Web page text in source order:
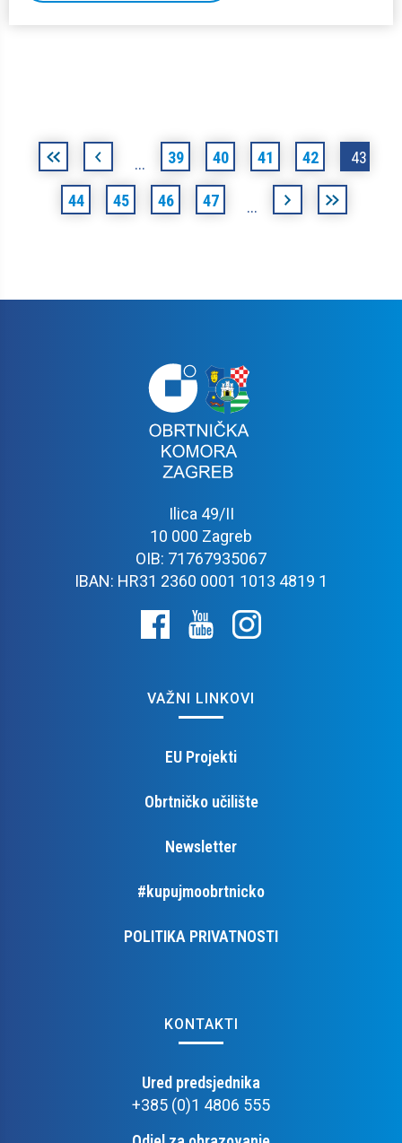
Stranice
«
prva
‹
prethodna
… 39 40 41 42 43
44 45 46 47 …
sljedećaposljednja
Ilica 49/II
10 000 Zagreb
OIB: 71767935067
IBAN: HR31 2360 0001 1013 4819 1
VAŽNI LINKOVI
EU Projekti
Obrtničko učilište
Newsletter
#kupujmoobrtnicko
POLITIKA PRIVATNOSTI
KONTAKTI
Ured predsjednika
+385 (0)1 4806 555